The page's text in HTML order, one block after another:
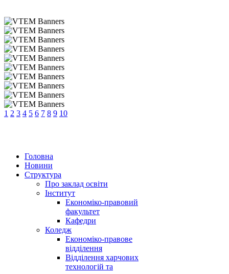
1 2 3 4 5 6 7 8 9 10
Головна
Новини
Структура
Про заклад освіти
Інститут
Економіко-правовий
факультет
Кафедри
Коледж
Економіко-правове
відділення
Відділення харчових
технологій та